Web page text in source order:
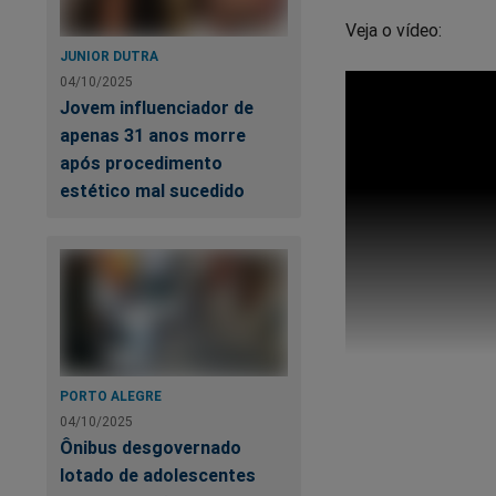
JUNIOR DUTRA
04/10/2025
Jovem influenciador de
apenas 31 anos morre
após procedimento
estético mal sucedido
PORTO ALEGRE
04/10/2025
Ônibus desgovernado
lotado de adolescentes
Veja o vídeo: